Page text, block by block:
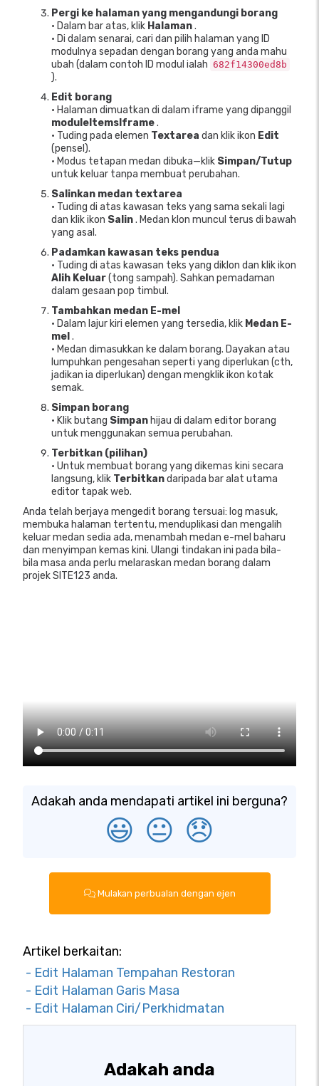
Pergi ke halaman yang mengandungi borang
• Dalam bar atas, klik Halaman.
• Di dalam senarai, cari dan pilih halaman yang ID
modulnya sepadan dengan borang yang anda mahu
ubah (dalam contoh ID modul ialah 682f14300ed8b
).
Edit borang
• Halaman dimuatkan di dalam iframe yang dipanggil
moduleItemsIframe.
• Tuding pada elemen Textarea dan klik ikon Edit
(pensel).
• Modus tetapan medan dibuka—klik Simpan/Tutup
untuk keluar tanpa membuat perubahan.
Salinkan medan textarea
• Tuding di atas kawasan teks yang sama sekali lagi
dan klik ikon Salin. Medan klon muncul terus di bawah
yang asal.
Padamkan kawasan teks pendua
• Tuding di atas kawasan teks yang diklon dan klik ikon
Alih Keluar(tong sampah). Sahkan pemadaman
dalam gesaan pop timbul.
Tambahkan medan E-mel
• Dalam lajur kiri elemen yang tersedia, klik Medan E-
mel .
• Medan dimasukkan ke dalam borang. Dayakan atau
lumpuhkan pengesahan seperti yang diperlukan (cth,
jadikan ia diperlukan) dengan mengklik ikon kotak
semak.
Simpan borang
• Klik butang Simpan hijau di dalam editor borang
untuk menggunakan semua perubahan.
Terbitkan (pilihan)
• Untuk membuat borang yang dikemas kini secara
langsung, klik Terbitkandaripada bar alat utama
editor tapak web.
Anda telah berjaya mengedit borang tersuai: log masuk,
membuka halaman tertentu, menduplikasi dan mengalih
keluar medan sedia ada, menambah medan e-mel baharu
dan menyimpan kemas kini. Ulangi tindakan ini pada bila-
bila masa anda perlu melaraskan medan borang dalam
projek SITE123 anda.
Adakah anda mendapati artikel ini berguna?
😃 😐 😞
Mulakan perbualan dengan ejen
Artikel berkaitan:
- Edit Halaman Tempahan Restoran
- Edit Halaman Garis Masa
- Edit Halaman Ciri/Perkhidmatan
Adakah anda